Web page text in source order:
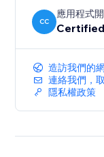
CC
應用程式
造訪我們的
連絡我們，
隱私權政策